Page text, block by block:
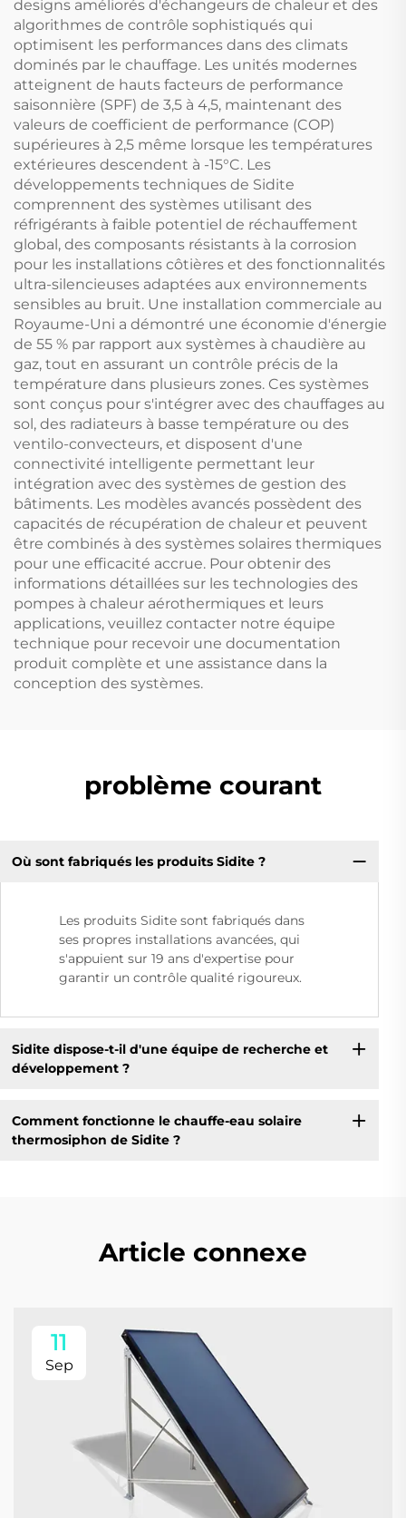
designs améliorés d'échangeurs de chaleur et des
algorithmes de contrôle sophistiqués qui
optimisent les performances dans des climats
dominés par le chauffage. Les unités modernes
atteignent de hauts facteurs de performance
saisonnière (SPF) de 3,5 à 4,5, maintenant des
valeurs de coefficient de performance (COP)
supérieures à 2,5 même lorsque les températures
extérieures descendent à -15°C. Les
développements techniques de Sidite
comprennent des systèmes utilisant des
réfrigérants à faible potentiel de réchauffement
global, des composants résistants à la corrosion
pour les installations côtières et des fonctionnalités
ultra-silencieuses adaptées aux environnements
sensibles au bruit. Une installation commerciale au
Royaume-Uni a démontré une économie d'énergie
de 55 % par rapport aux systèmes à chaudière au
gaz, tout en assurant un contrôle précis de la
température dans plusieurs zones. Ces systèmes
sont conçus pour s'intégrer avec des chauffages au
sol, des radiateurs à basse température ou des
ventilo-convecteurs, et disposent d'une
connectivité intelligente permettant leur
intégration avec des systèmes de gestion des
bâtiments. Les modèles avancés possèdent des
capacités de récupération de chaleur et peuvent
être combinés à des systèmes solaires thermiques
pour une efficacité accrue. Pour obtenir des
informations détaillées sur les technologies des
pompes à chaleur aérothermiques et leurs
applications, veuillez contacter notre équipe
technique pour recevoir une documentation
produit complète et une assistance dans la
conception des systèmes.
problème courant
Où sont fabriqués les produits Sidite ?
Les produits Sidite sont fabriqués dans
ses propres installations avancées, qui
s'appuient sur 19 ans d'expertise pour
garantir un contrôle qualité rigoureux.
Sidite dispose-t-il d'une équipe de recherche et
développement ?
Comment fonctionne le chauffe-eau solaire
thermosiphon de Sidite ?
Article connexe
11
Sep